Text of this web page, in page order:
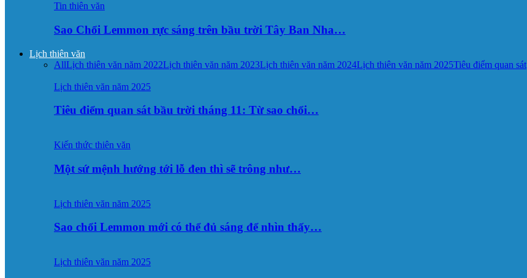
Tin thiên văn
Sao Chổi Lemmon rực sáng trên bầu trời Tây Ban Nha…
Lịch thiên văn
AllLịch thiên văn năm 2022Lịch thiên văn năm 2023Lịch thiên văn năm 2024Lịch thiên văn năm 2025Tiêu điểm quan sát
Lịch thiên văn năm 2025
Tiêu điểm quan sát bầu trời tháng 11: Từ sao chổi…
Kiến thức thiên văn
Một sứ mệnh hướng tới lỗ đen thì sẽ trông như…
Lịch thiên văn năm 2025
Sao chổi Lemmon mới có thể đủ sáng để nhìn thấy…
Lịch thiên văn năm 2025